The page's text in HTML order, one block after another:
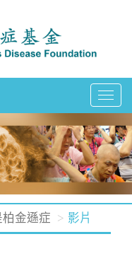
T
o
g
g
l
e
a
柏金遜症 影片